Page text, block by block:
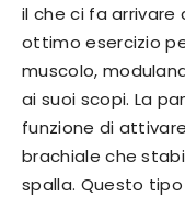
il che ci fa arrivare
ottimo esercizio
muscolo,
ai suoi scopi. La
funzione di
brachiale che
spalla. Questo